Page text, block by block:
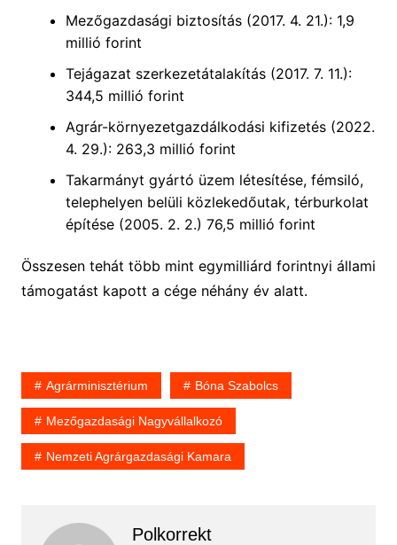
Mezőgazdasági biztosítás (2017. 4. 21.): 1,9
millió forint
Tejágazat szerkezetátalakítás (2017. 7. 11.):
344,5 millió forint
Agrár-környezetgazdálkodási kifizetés (2022.
4. 29.): 263,3 millió forint
Takarmányt gyártó üzem létesítése, fémsiló,
telephelyen belüli közlekedőutak, térburkolat
építése (2005. 2. 2.) 76,5 millió forint
Összesen tehát több mint egymilliárd forintnyi állami
támogatást kapott a cége néhány év alatt.
Agrárminisztérium Bóna Szabolcs
Mezőgazdasági Nagyvállalkozó
Nemzeti Agrárgazdasági Kamara
Polkorrekt